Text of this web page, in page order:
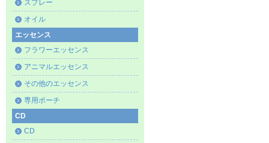
スプレー
オイル
エッセンス
フラワーエッセンス
アニマルエッセンス
その他のエッセンス
専用ポーチ
CD
CD